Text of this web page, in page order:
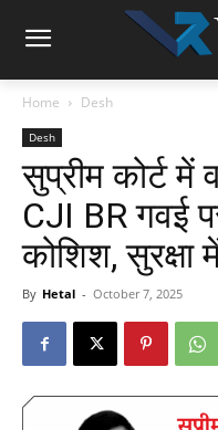
Home Desh
Desh
सुप्रीम कोर्ट में
CJI BR गवई
कोशिश, सुरक्षा
By Hetal - October 7, 2025